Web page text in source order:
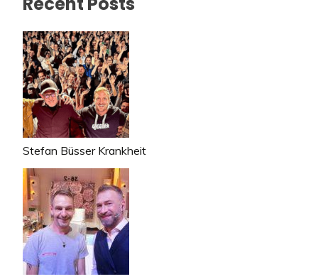
Stefan Büsser Krankheit